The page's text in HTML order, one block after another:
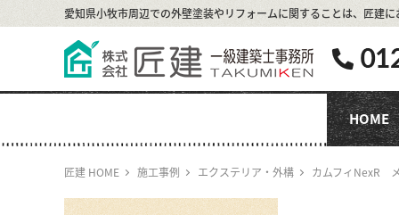
愛知県小牧市周辺での外壁塗装やリフォームに関することは、 匠建に
HOME
匠建 HOME 施工事例 エクステリア・外構 カムフィNexR